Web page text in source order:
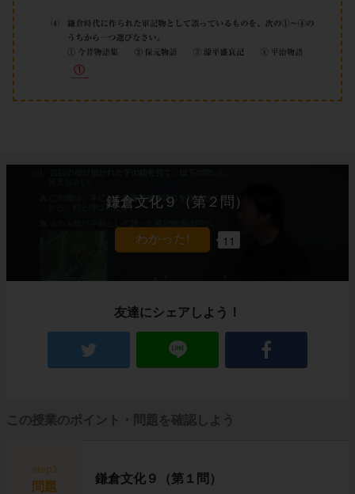
鎌倉文化９（第２問）
11
友達にシェアしよう！
この授業のポイント・問題を確認しよう
step1
問題
鎌倉文化９（第１問）